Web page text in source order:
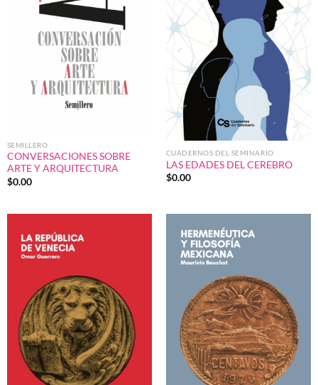
SEMILLERO
CONVERSACIONES SOBRE
ARTE Y ARQUITECTURA
$0.00
CUADERNOS DEL SEMINARIO
LAS EDADES DEL CEREBRO
$0.00